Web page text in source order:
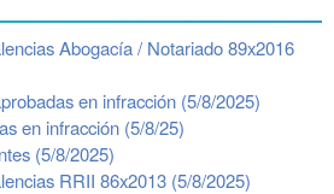
Abogacía / Notariado 89x2016
en infracción (5/8/2025)
en infracción (5/8/25)
(5/8/2025)
RRII 86x2013 (5/8/2025)